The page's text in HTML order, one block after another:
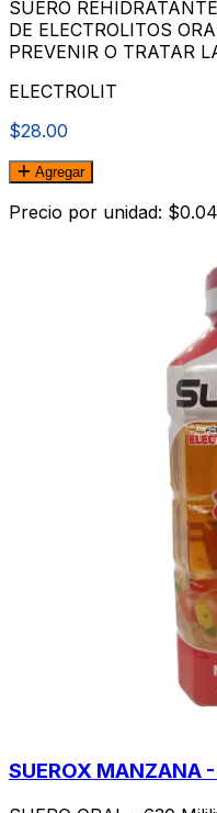
SUERO
DE ELECTROLITOS
PREVENIR O TRATAR
ELECTROLIT
$28.00
Agregar
Precio por unidad: $0.04
SUEROX